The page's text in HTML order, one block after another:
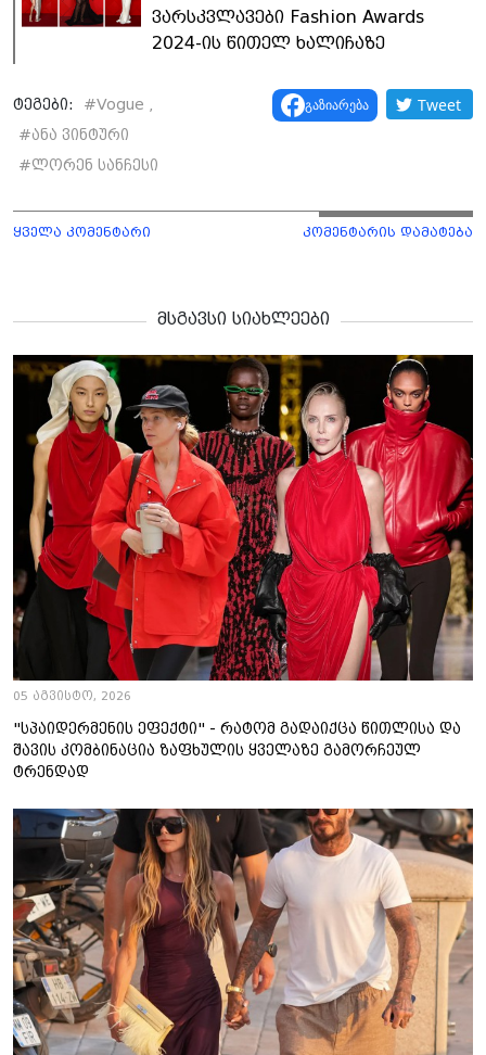
ვარსკვლავები Fashion Awards
2024-ის წითელ ხალიჩაზე
ტეგები: #Vogue ,
#ანა ვინტური
#ლორენ სანჩესი
გაზიარება Tweet
ყველა კომენტარი კომენტარის დამატება
მსგავსი სიახლეები
05 აგვისტო, 2026
"სპაიდერმენის ეფექტი" - რატომ გადაიქცა წითლისა და
შავის კომბინაცია ზაფხულის ყველაზე გამორჩეულ
ტრენდად